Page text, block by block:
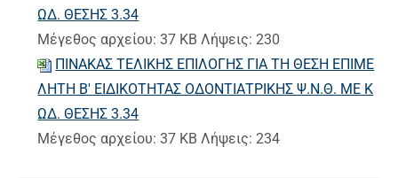
ΩΔ. ΘΕΣΗΣ 3.34
Μέγεθος αρχείου: 37 KB Λήψεις: 230
ΠΙΝΑΚΑΣ ΤΕΛΙΚΗΣ ΕΠΙΛΟΓΗΣ ΓΙΑ ΤΗ ΘΕΣΗ ΕΠΙΜΕ
ΛΗΤΗ Β' ΕΙΔΙΚΟΤΗΤΑΣ ΟΔΟΝΤΙΑΤΡΙΚΗΣ Ψ.Ν.Θ. ΜΕ Κ
ΩΔ. ΘΕΣΗΣ 3.34
Μέγεθος αρχείου: 37 KB Λήψεις: 234